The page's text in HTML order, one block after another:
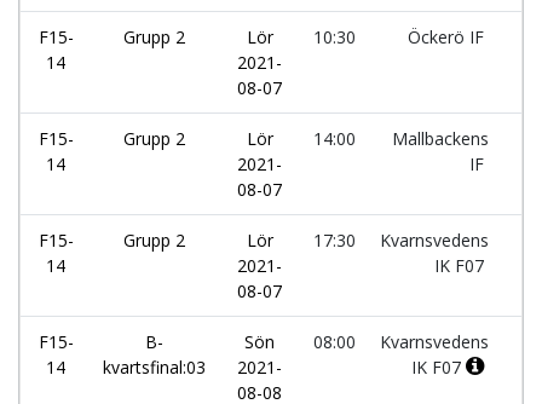
F15-
14
Grupp 2
Lör
2021-
08-07
10:30 Öckerö IF
F15-
14
Grupp 2
Lör
2021-
08-07
14:00
Mallbackens
IF
F15-
14
Grupp 2
Lör
2021-
08-07
17:30
Kvarnsvedens
IK F07
F15-
14
B-
kvartsfinal:03
Sön
2021-
08-08
08:00
Kvarnsvedens
IK F07